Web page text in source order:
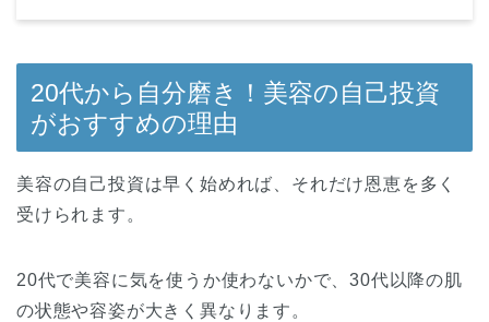
20代から自分磨き！美容の自己投資
がおすすめの理由
美容の自己投資は早く始めれば、それだけ恩恵を多く
受けられます。
20代で美容に気を使うか使わないかで、30代以降の肌
の状態や容姿が大きく異なります。